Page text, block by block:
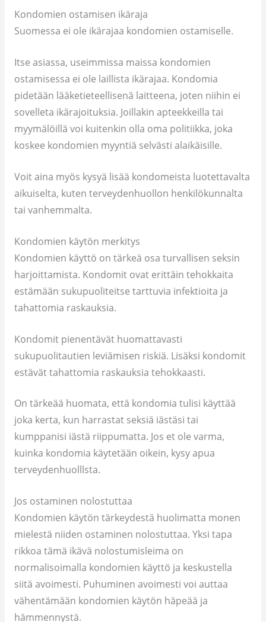
Kondomien ostamisen ikäraja
Suomessa ei ole ikärajaa kondomien ostamiselle.
Itse asiassa, useimmissa maissa kondomien
ostamisessa ei ole laillista ikärajaa. Kondomia
pidetään lääketieteellisenä laitteena, joten niihin ei
sovelleta ikärajoituksia. Joillakin apteekkeilla tai
myymälöillä voi kuitenkin olla oma politiikka, joka
koskee kondomien myyntiä selvästi alaikäisille.
Voit aina myös kysyä lisää kondomeista luotettavalta
aikuiselta, kuten terveydenhuollon henkilökunnalta
tai vanhemmalta.
Kondomien käytön merkitys
Kondomien käyttö on tärkeä osa turvallisen seksin
harjoittamista. Kondomit ovat erittäin tehokkaita
estämään sukupuoliteitse tarttuvia infektioita ja
tahattomia raskauksia.
Kondomit pienentävät huomattavasti
sukupuolitautien leviämisen riskiä. Lisäksi kondomit
estävät tahattomia raskauksia tehokkaasti.
On tärkeää huomata, että kondomia tulisi käyttää
joka kerta, kun harrastat seksiä iästäsi tai
kumppanisi iästä riippumatta. Jos et ole varma,
kuinka kondomia käytetään oikein, kysy apua
terveydenhuolllsta.
Jos ostaminen nolostuttaa
Kondomien käytön tärkeydestä huolimatta monen
mielestä niiden ostaminen nolostuttaa. Yksi tapa
rikkoa tämä ikävä nolostumisleima on
normalisoimalla kondomien käyttö ja keskustella
siitä avoimesti. Puhuminen avoimesti voi auttaa
vähentämään kondomien käytön häpeää ja
hämmennystä.